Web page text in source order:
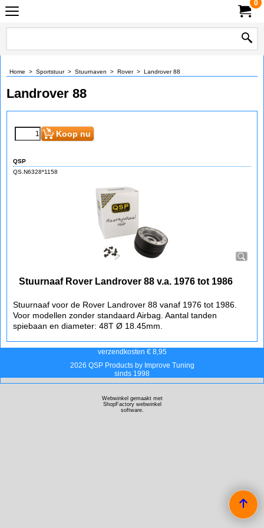
0
Home > Sportstuur> Stuurnaven > Rover> Landrover 88
Landrover 88
Koop nu
QSP
QS.N6328*1158
Stuurnaaf Rover Landrover 88 v.a. 1976 tot 1986
Stuurnaaf voor de Rover Landrover 88 vanaf 1976 tot 1986.
Voor modellen zonder standaard Airbag. Aantal tanden
spiebaan en diameter: 48T Ø 18.45mm.
verzendkosten € 8,95
2026 QSP Products by Improve Tuning
sinds 1998
Webwinkel gemaakt met
ShopFactory webwinkel
software.